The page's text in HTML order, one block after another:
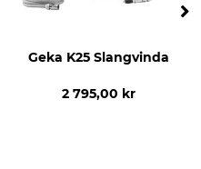
Geka K25 Slangvinda
2 795,00 kr